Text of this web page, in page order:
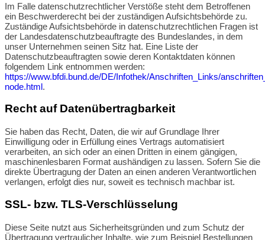
Im Falle datenschutzrechtlicher Verstöße steht dem Betroffenen
ein Beschwerderecht bei der zuständigen Aufsichtsbehörde zu.
Zuständige Aufsichtsbehörde in datenschutzrechtlichen Fragen ist
der Landesdatenschutzbeauftragte des Bundeslandes, in dem
unser Unternehmen seinen Sitz hat. Eine Liste der
Datenschutzbeauftragten sowie deren Kontaktdaten können
folgendem Link entnommen werden:
https://www.bfdi.bund.de/DE/Infothek/Anschriften_Links/
node.html.
Recht auf Datenübertragbarkeit
Sie haben das Recht, Daten, die wir auf Grundlage Ihrer
Einwilligung oder in Erfüllung eines Vertrags automatisiert
verarbeiten, an sich oder an einen Dritten in einem gängigen,
maschinenlesbaren Format aushändigen zu lassen. Sofern Sie die
direkte Übertragung der Daten an einen anderen Verantwortlichen
verlangen, erfolgt dies nur, soweit es technisch machbar ist.
SSL- bzw. TLS-Verschlüsselung
Diese Seite nutzt aus Sicherheitsgründen und zum Schutz der
Übertragung vertraulicher Inhalte, wie zum Beispiel Bestellungen